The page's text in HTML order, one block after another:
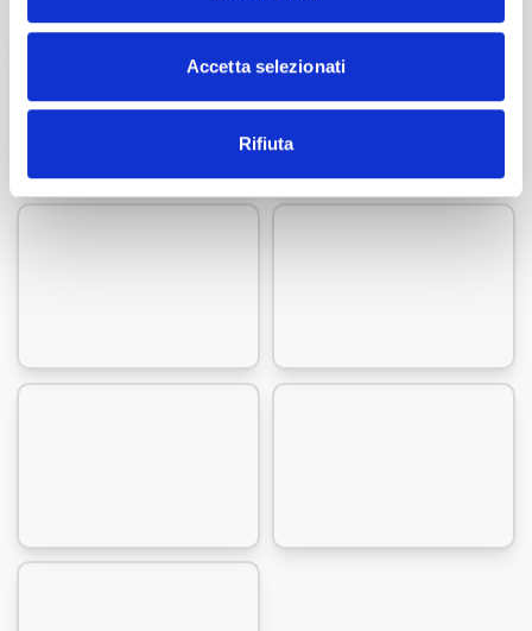
Accetta selezionati
Rifiuta